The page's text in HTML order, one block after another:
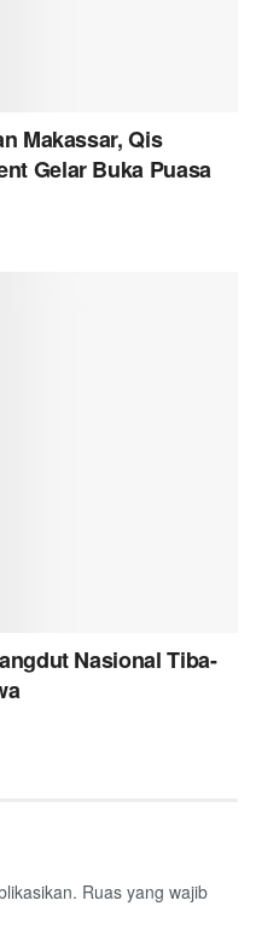
Makassar, Qis
Gelar Buka Puasa
Nasional Tiba-
Ruas yang wajib